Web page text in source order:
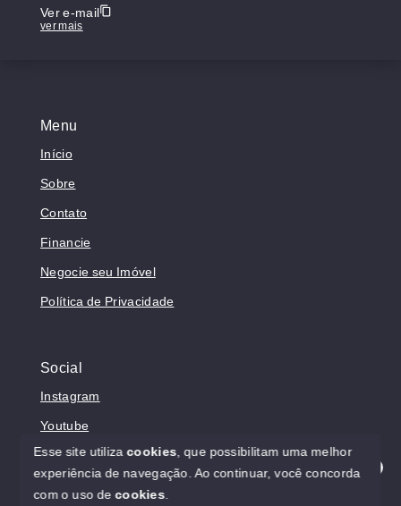
Olá! Estamos disponíveis para te ajudar.
Menu
Início
Sobre
Contato
Financie
Negocie seu Imóvel
Política de Privacidade
Social
Instagram
Youtube
© Copyright 2026 - Prosperita Negócios Imobiliários -
Ver e-mail
ver mais
Esse site utilizacookies , que possibilitam uma melhor
experiência de navegação. Ao continuar, você concorda
com o uso decookies